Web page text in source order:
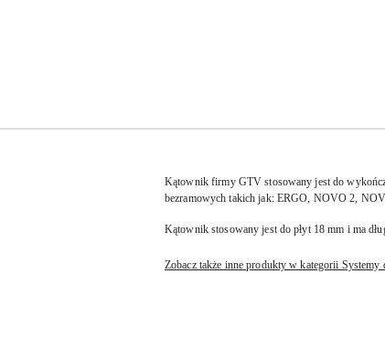
Kątownik firmy GTV stosowany jest do
bezramowych takich jak: ERGO, NOVO 2,
Kątownik stosowany jest do płyt 18 mm i ma
Zobacz także inne produkty w kategorii